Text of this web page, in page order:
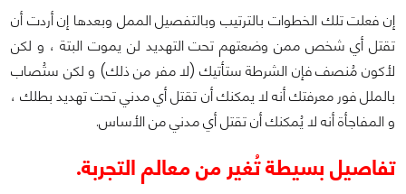
إن فعلت تلك الخطوات بالترتيب وبالتفصيل الممل وبعدها إن أردت أن
تقتل أي شخص ممن وضعتهم تحت التهديد لن يموت البتة ، و لكن
لأكون مُنصف فإن الشرطة ستأتيك (لا مفر من ذلك) و لكن ستُصاب
بالملل فور معرفتك أنه لا يمكنك أن تقتل أي مدني تحت تهديد بطلك ،
و المفاجأة أنه لا يُمكنك أن تقتل أي مدني من الأساس.
تفاصيل بسيطة تُغير من معالم التجربة.